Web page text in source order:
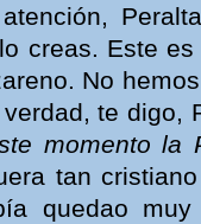
creas. Este
No
te digo,
momento la
tan
quedao muy